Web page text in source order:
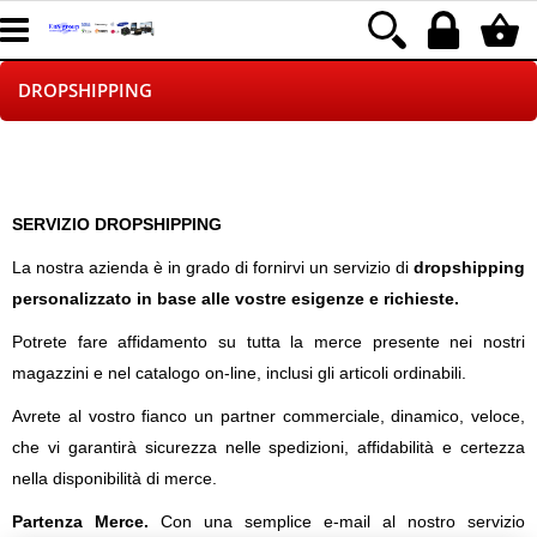
LOGISTICA
NEGOZI ON LINE
DROPSHIPPING
SPEDIZIONI
PAGAMENTI
SERVIZIO DROPSHIPPING
La nostra azienda è in grado di fornirvi un servizio di dropshipping
personalizzato in base alle vostre esigenze e richieste.
Potrete fare affidamento su tutta la merce presente nei nostri
magazzini e nel catalogo on-line, inclusi gli articoli ordinabili.
Avrete al vostro fianco un partner commerciale, dinamico, veloce,
che vi garantirà sicurezza nelle spedizioni, affidabilità e certezza
nella disponibilità di merce.
Partenza Merce. Con una semplice e-mail al nostro servizio